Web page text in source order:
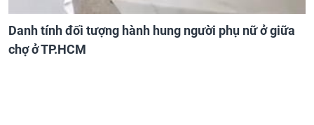
Danh tính đối tượng hành hung người phụ nữ ở giữa
chợ ở TP.HCM